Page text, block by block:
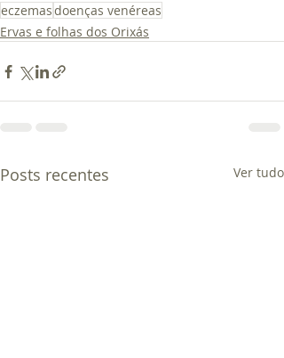
eczemasdoenças venéreas
Ervas e folhas dos Orixás
Posts recentes Ver tudo